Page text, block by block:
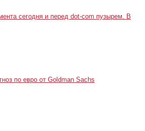
сегодня и перед dot-com пузырем. В
по евро от Goldman Sachs